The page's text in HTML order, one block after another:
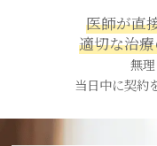
医師が直
適切な治
無
当日中に契約